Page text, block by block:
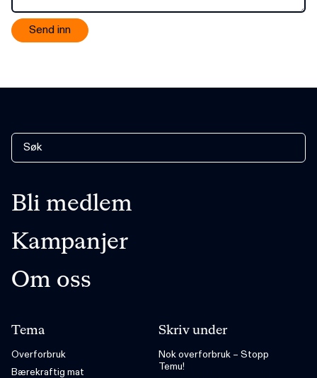
Send inn
Bli medlem
Kampanjer
Om oss
Tema
Overforbruk
Bærekraftig mat
Skriv under
Nok overforbruk – Stopp
Temu!